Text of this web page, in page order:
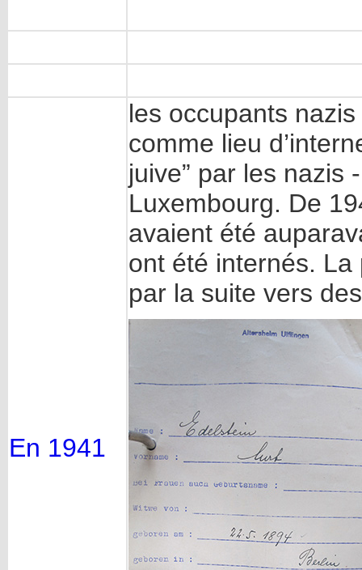
En 1941
les occupants
comme lieu
juive” par les nazis
Luxembourg. De
avaient été
ont été internés. La
par la suite vers